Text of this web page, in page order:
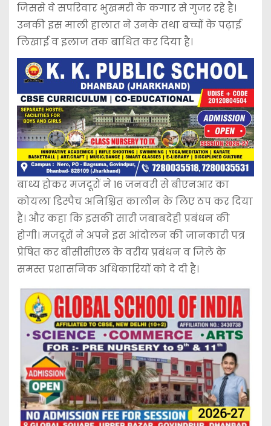
जिससे वे सपरिवार भुखमरी के कगार से गुजर रहे है।
उनकी इस माली हालात ने उनके तथा बच्चों के पढ़ाई
लिखाई व इलाज तक बाधित कर दिया है।
बाध्य होकर मजदूरों ने 16 जनवरी से बीएनआर का
कोयला डिस्पैच अनिश्चित कालीन के लिए ठप कर दिया
है। और कहा कि इसकी सारी जबाबदेही प्रबंधन की
होगी। मजदूरों ने अपने इस आंदोलन की जानकारी पत्र
प्रेषित कर बीसीसीएल के वरीय प्रबंधन व जिले के
समस्त प्रशासनिक अधिकारियों को दे दी है।